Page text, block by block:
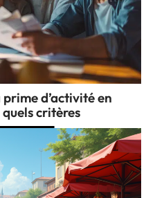
d’activité en
critères